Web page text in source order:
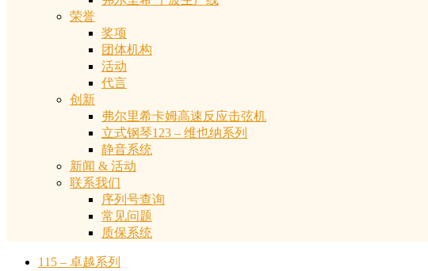
荣誉
奖项
团体机构
活动
代言
创新
弗尔里希卡姆高速反应击弦机
立式钢琴123 – 维也纳系列
静音系统
新闻 & 活动
联系我们
序列号查询
常见问题
质保系统
115 – 卓越系列